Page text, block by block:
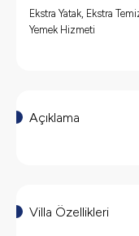
Ekstra Yatak, Ekstra
Yemek Hizmeti
Açıklama
Villa Özellikleri